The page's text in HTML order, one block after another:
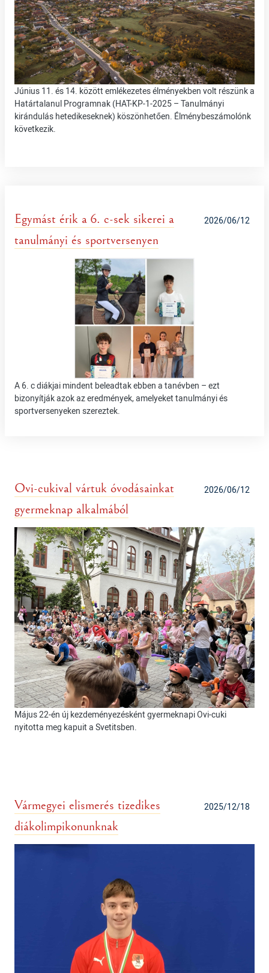
Június 11. és 14. között emlékezetes élményekben volt részünk a
Határtalanul Programnak (HAT-KP-1-2025 – Tanulmányi
kirándulás hetedikeseknek) köszönhetően. Élménybeszámolónk
következik.
2026/06/12
Egymást érik a 6. c-sek sikerei a
tanulmányi és sportversenyen
A 6. c diákjai mindent beleadtak ebben a tanévben – ezt
bizonyítják azok az eredmények, amelyeket tanulmányi és
sportversenyeken szereztek.
2026/06/12
Ovi-cukival vártuk óvodásainkat
gyermeknap alkalmából
Május 22-én új kezdeményezésként gyermeknapi Ovi-cuki
nyitotta meg kapuit a Svetitsben.
2025/12/18
Vármegyei elismerés tizedikes
diákolimpikonunknak